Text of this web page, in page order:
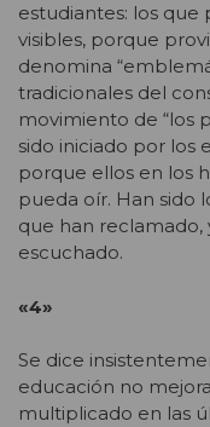
estudiantes: los que
visibles, porque
denomina
tradicionales del
movimiento de “los
sido iniciado por los
porque ellos en los
pueda oír. Han sido
que han reclamado,
escuchado.
«4»
Se dice
educación no
multiplicado en las